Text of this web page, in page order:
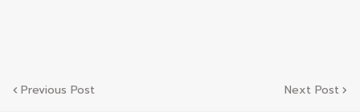
Previous Post Next Post